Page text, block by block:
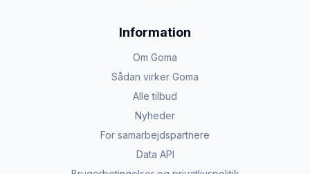
Information
Om Goma
Sådan virker Goma
Alle tilbud
Nyheder
For samarbejdspartnere
Data API